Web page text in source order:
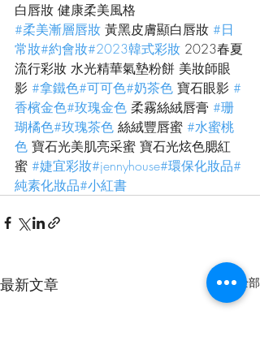
白唇妝 健康柔美風格
#柔美漸層唇妝 黃黑皮膚顯白唇妝 #日
常妝#約會妝#2023韓式彩妝 2023春夏
流行彩妝 水光精華氣墊粉餅 美妝師眼
影 #拿鐵色#可可色#奶茶色 寶石眼影 #
香檳金色#玫瑰金色 柔霧絲絨唇膏 #珊
瑚橘色#玫瑰茶色 絲絨豐唇蜜 #水蜜桃
色 寶石光美肌亮采蜜 寶石光炫色腮紅
蜜 #婕宜彩妝#jennyhouse#環保化妝品#
純素化妝品#小紅書
最新文章 查看全部